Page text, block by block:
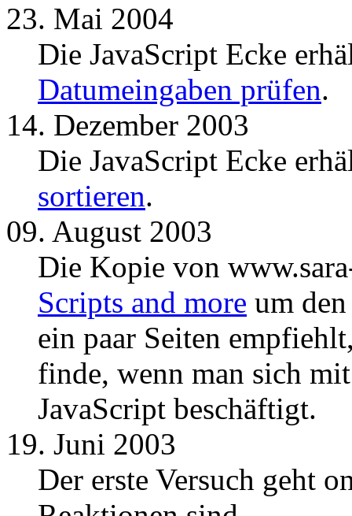
23. Mai 2004
Die JavaScript Ecke
Datumeingaben prüfen.
14. Dezember 2003
Die JavaScript Ecke
sortieren.
09. August 2003
Die Kopie von
Scripts and more um
ein paar Seiten
finde, wenn man sich
JavaScript beschäftigt.
19. Juni 2003
Der erste Versuch geht